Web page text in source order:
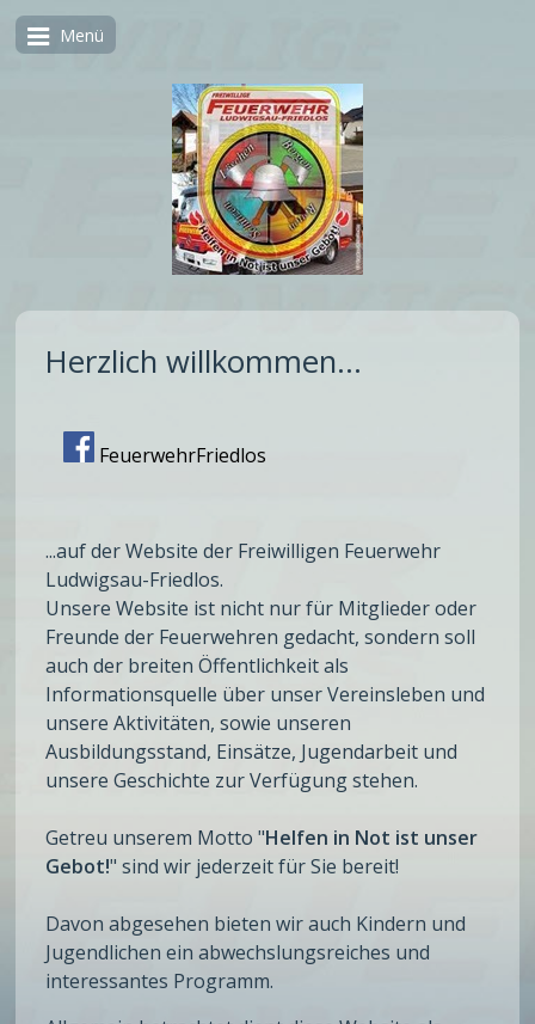
Menü
Herzlich willkommen...
FeuerwehrFriedlos
...auf der Website der Freiwilligen Feuerwehr
Ludwigsau-Friedlos.
Unsere Website ist nicht nur für Mitglieder oder
Freunde der Feuerwehren gedacht, sondern soll
auch der breiten Öffentlichkeit als
Informationsquelle über unser Vereinsleben und
unsere Aktivitäten, sowie unseren
Ausbildungsstand, Einsätze, Jugendarbeit und
unsere Geschichte zur Verfügung stehen.
Getreu unserem Motto "Helfen in Not ist unser
Gebot!" sind wir jederzeit für Sie bereit!
Davon abgesehen bieten wir auch Kindern und
Jugendlichen ein abwechslungsreiches und
interessantes Programm.